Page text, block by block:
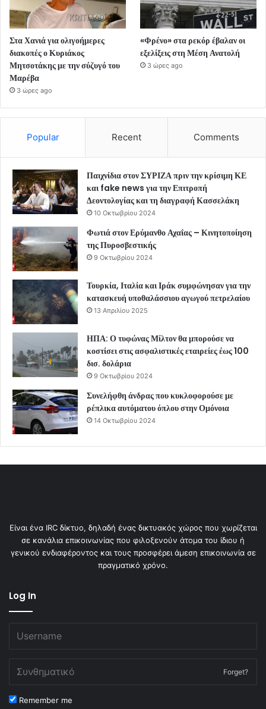
Στα Χανιά για ολιγοήμερες
διακοπές ο Κυριάκος
Μητσοτάκης με την σύζυγό του
Μαρέβα
3 ώρες ago
«Φρένο» στα ρεκόρ έβαλαν οι
εξελίξεις στη Μέση Ανατολή
3 ώρες ago
Popular Recent Comments
Παιχνίδια στον ΣΥΡΙΖΑ πριν την κρίσιμη ΚΕ
και fake news για την Επιτροπή
Δεοντολογίας και τη διαγραφή Κασσελάκη
10 Οκτωβρίου 2024
Φωτιά στον Ερύμανθο Αχαΐας – Κινητοποίηση
της Πυροσβεστικής
9 Οκτωβρίου 2024
Τουρκία, Ιταλία και Ιράκ συμφώνησαν για την
κατασκευή υποθαλάσσιου αγωγού πετρελαίου
13 Απριλίου 2025
ΗΠΑ: Ο τυφώνας Μίλτον θα μπορούσε να
κοστίσει στις ασφαλιστικές εταιρείες έως 100
δισ. δολάρια
9 Οκτωβρίου 2024
Συνελήφθη άνδρας που κυκλοφορούσε με
ρέπλικα αυτόματου όπλου στην Ομόνοια
14 Οκτωβρίου 2024
Είναι ένα IRC δίκτυο, δηλαδή ένας δικτυακός χώρος που χωρίζεται
σε κανάλια επικοινωνίας που φιλοξενούν άτομα του ίδιου ή
γενικού ενδιαφέροντος και τους προσφέρει άμεση επικοινωνία σε
πραγματικό χρόνο.
Log In
Forget?
Remember me